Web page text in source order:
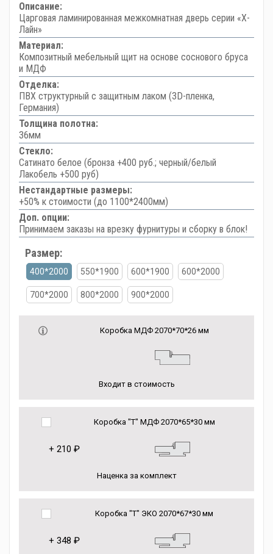
Описание:
Царговая ламинированная межкомнатная дверь серии «Х-
Лайн»
Материал:
Композитный мебельный щит на основе соснового бруса
и МДФ
Отделка:
ПВХ структурный с защитным лаком (3D-пленка,
Германия)
Толщина полотна:
36мм
Стекло:
Сатинато белое (бронза +400 руб.; черный/белый
Лакобель +500 руб)
Нестандартные размеры:
+50% к стоимости (до 1100*2400мм)
Доп. опции:
Принимаем заказы на врезку фурнитуры и сборку в блок!
Размер:
400*2000 550*1900 600*1900 600*2000
700*2000 800*2000 900*2000
Коробка МДФ 2070*70*26 мм
Входит в стоимость
Коробка "Т" МДФ 2070*65*30 мм
+ 210 ₽
Наценка за комплект
Коробка "Т" ЭКО 2070*67*30 мм
+ 348 ₽